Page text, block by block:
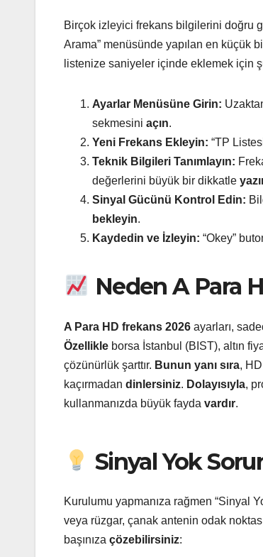
Birçok izleyici frekans bilgilerini doğru
Arama” menüsünde yapılan en küçük
listenize saniyeler içinde eklemek için
Ayarlar Menüsüne Girin:
sekmesini açın.
Yeni Frekans Ekleyin: “TP
Teknik Bilgileri Tanımlayın:
değerlerini büyük bir dikkatle
Sinyal Gücünü Kontrol Edin:
bekleyin.
Kaydedin ve İzleyin: “Okey”
Neden A Para
A Para HD frekans 2026 ayarları,
Özellikle borsa İstanbul (BIST), altın
çözünürlük şarttır. Bunun yanı sıra,
kaçırmadan dinlersiniz. Dolayısıyla,
kullanmanızda büyük fayda vardır.
Sinyal Yok
Kurulumu yapmanıza rağmen “Sinyal
veya rüzgar, çanak antenin odak
başınıza çözebilirsiniz: